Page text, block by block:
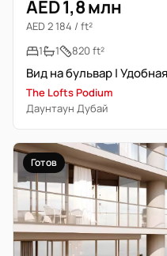
AED 1,8 млн
AED 2 184 / ft²
1
1 820 ft²
The Lofts Podium
Даунтаун Дубай
Готов